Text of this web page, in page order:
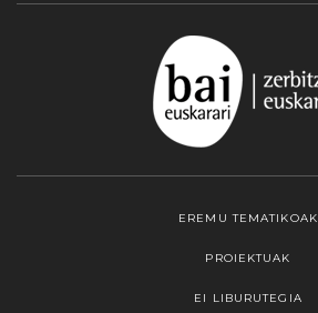
EREMU TEMATIKOAK
PROIEKTUAK
EI LIBURUTEGIA